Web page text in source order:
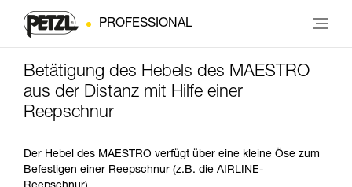
PROFESSIONAL
Betätigung des Hebels des MAESTRO
aus der Distanz mit Hilfe einer
Reepschnur
Der Hebel des MAESTRO verfügt über eine kleine Öse zum
Befestigen einer Reepschnur (z.B. die AIRLINE-